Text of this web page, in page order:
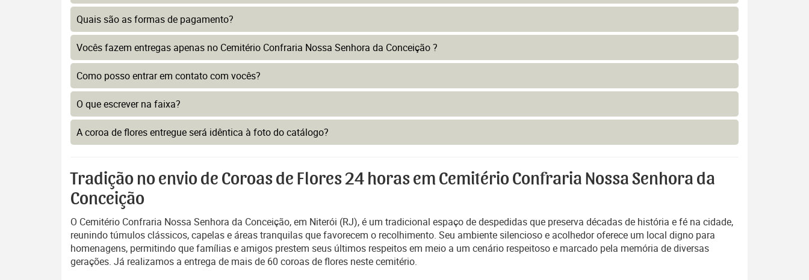
Quais são as formas de pagamento?
Vocês fazem entregas apenas no Cemitério Confraria Nossa Senhora da Conceição ?
Como posso entrar em contato com vocês?
O que escrever na faixa?
A coroa de flores entregue será idêntica à foto do catálogo?
Tradição no envio de Coroas de Flores 24 horas em Cemitério Confraria Nossa Senhora da
Conceição
O Cemitério Confraria Nossa Senhora da Conceição, em Niterói (RJ), é um tradicional espaço de despedidas que preserva décadas de história e fé na cidade,
reunindo túmulos clássicos, capelas e áreas tranquilas que favorecem o recolhimento. Seu ambiente silencioso e acolhedor oferece um local digno para
homenagens, permitindo que famílias e amigos prestem seus últimos respeitos em meio a um cenário respeitoso e marcado pela memória de diversas
gerações. Já realizamos a entrega de mais de 60 coroas de flores neste cemitério.